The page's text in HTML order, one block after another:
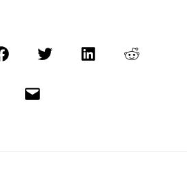
FacebookTwitterLinkedInReddit
Correo